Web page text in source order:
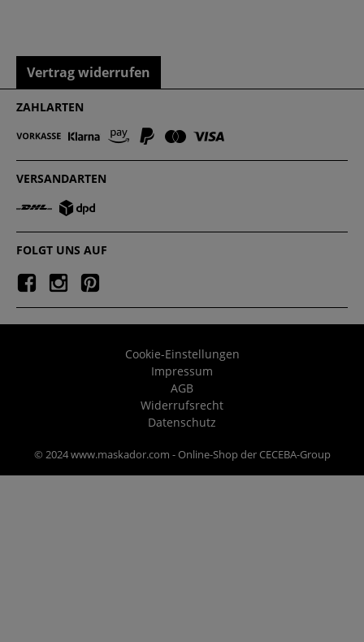
Vertrag widerrufen
ZAHLARTEN
VERSANDARTEN
FOLGT UNS AUF
Cookie-Einstellungen
Impressum
AGB
Widerrufsrecht
Datenschutz
© 2024 www.maskador.com - Online-Shop der CECEBA-Group